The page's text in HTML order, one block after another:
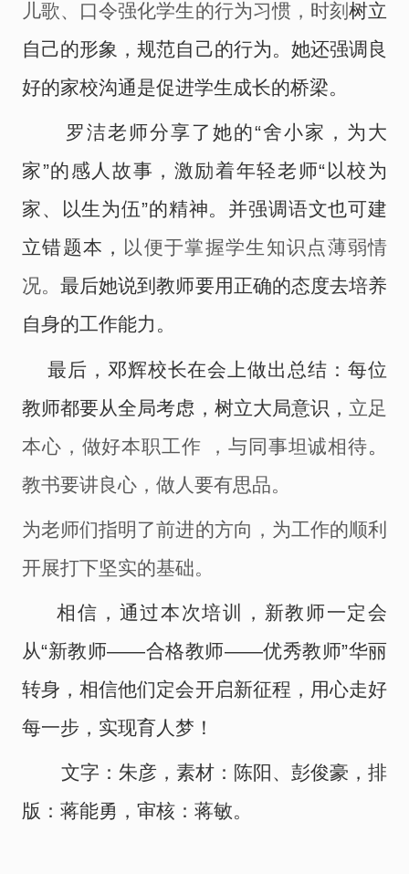
儿歌、口令强化学生的行为习惯，时刻树立
自己的形象，规范自己的行为。她还强调良
好的家校沟通是促进学生成长的桥梁。
罗洁老 师分享了她的“舍小家，为大
家”的感人故事，激励着年轻老师“以校为
家、以生为伍”的精神。并强调语文也可建
立错题本， 以便于掌握学生知识点薄弱情
况。最后她说到教师要用正确的态度去培养
自身的工作能力。
最后 ， 邓辉校长在会上做出总结：每位
教师都要从全局考虑，树立大局意识 ， 立足
本心， 做好本职工作 ， 与同事坦诚相待。
教书要讲良心， 做人 要有思品。
为老师们指明了前进的方向，为工作的顺利
开展打下坚实的基础。
相信，通过本次培训，新教师一定会
从“新教师――合格教师――优秀教师”华丽
转身，相信他们定会开启新征程，用心走好
每一步，实现育人梦！
文字：朱彦，素材：陈阳、彭俊豪，排
版：蒋能勇，审核：蒋敏。